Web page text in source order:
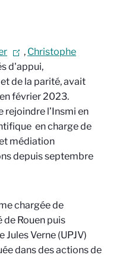
, Christophe
d'appui,
de la parité, avait
février 2023.
rejoindre l’Insmi en
en charge de
médiation
depuis septembre
chargée de
de Rouen puis
Verne (UPJV)
dans des actions de